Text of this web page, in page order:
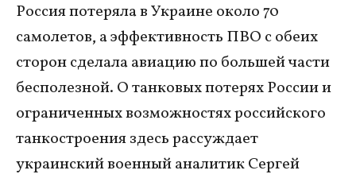
Россия потеряла в Украине около 70
самолетов, а эффективность ПВО с обеих
сторон сделала авиацию по большей части
бесполезной. О танковых потерях России и
ограниченных возможностях российского
танкостроения здесь рассуждает
украинский военный аналитик Сергей